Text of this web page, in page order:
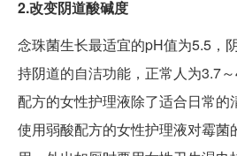
2.改变阴道酸碱度
念珠菌生长最适宜的pH值为5.5，
持阴道的自洁功能，正常人为3.7
配方的女性护理液除了适合日常的
使用弱酸配方的女性护理液对霉菌